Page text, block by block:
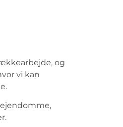
og
vi kan